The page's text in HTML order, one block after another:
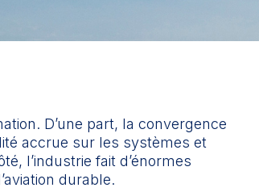
D’une part, la convergence
accrue sur les systèmes et
l’industrie fait d’énormes
durable.